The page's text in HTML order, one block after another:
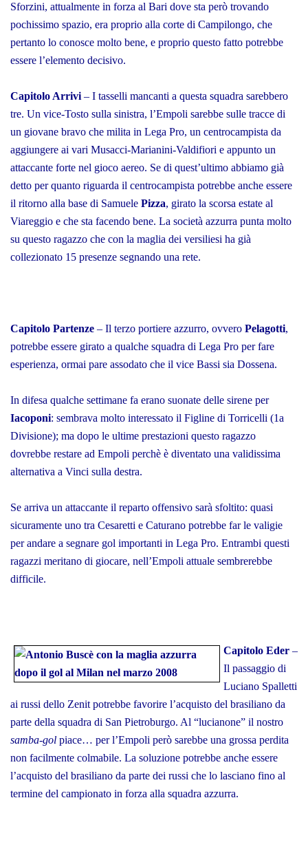
Sforzini, attualmente in forza al Bari dove sta però trovando
pochissimo spazio, era proprio alla corte di Campilongo, che
pertanto lo conosce molto bene, e proprio questo fatto potrebbe
essere l’elemento decisivo.
Capitolo Arrivi – I tasselli mancanti a questa squadra sarebbero
tre. Un vice-Tosto sulla sinistra, l’Empoli sarebbe sulle tracce di
un giovane bravo che milita in Lega Pro, un centrocampista da
aggiungere ai vari Musacci-Marianini-Valdifiori e appunto un
attaccante forte nel gioco aereo. Se di quest’ultimo abbiamo già
detto per quanto riguarda il centrocampista potrebbe anche essere
il ritorno alla base di Samuele Pizza, girato la scorsa estate al
Viareggio e che sta facendo bene. La società azzurra punta molto
su questo ragazzo che con la maglia dei versiliesi ha già
collezionato 15 presenze segnando una rete.
Capitolo Partenze – Il terzo portiere azzurro, ovvero Pelagotti,
potrebbe essere girato a qualche squadra di Lega Pro per fare
esperienza, ormai pare assodato che il vice Bassi sia Dossena.
In difesa qualche settimane fa erano suonate delle sirene per
Iacoponi: sembrava molto interessato il Figline di Torricelli (1a
Divisione); ma dopo le ultime prestazioni questo ragazzo
dovrebbe restare ad Empoli perchè è diventato una validissima
alternativa a Vinci sulla destra.
Se arriva un attaccante il reparto offensivo sarà sfoltito: quasi
sicuramente uno tra Cesaretti e Caturano potrebbe far le valigie
per andare a segnare gol importanti in Lega Pro. Entrambi questi
ragazzi meritano di giocare, nell’Empoli attuale sembrerebbe
difficile.
Capitolo Eder –
Il passaggio di
Luciano Spalletti
ai russi dello Zenit potrebbe favorire l’acquisto del brasiliano da
parte della squadra di San Pietroburgo. Al “lucianone” il nostro
samba-gol piace… per l’Empoli però sarebbe una grossa perdita
non facilmente colmabile. La soluzione potrebbe anche essere
l’acquisto del brasiliano da parte dei russi che lo lasciano fino al
termine del campionato in forza alla squadra azzurra.